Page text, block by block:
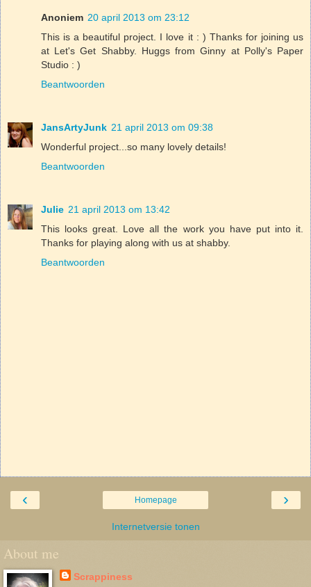
Anoniem 20 april 2013 om 23:12
This is a beautiful project. I love it : ) Thanks for joining us
at Let's Get Shabby. Huggs from Ginny at Polly's Paper
Studio : )
Beantwoorden
JansArtyJunk 21 april 2013 om 09:38
Wonderful project...so many lovely details!
Beantwoorden
Julie 21 april 2013 om 13:42
This looks great. Love all the work you have put into it.
Thanks for playing along with us at shabby.
Beantwoorden
‹ ›
Homepage
Internetversie tonen
About me
Scrappiness